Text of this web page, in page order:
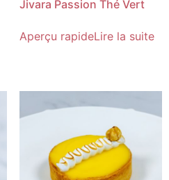
Jivara Passion Thé Vert
Aperçu rapideLire la suite